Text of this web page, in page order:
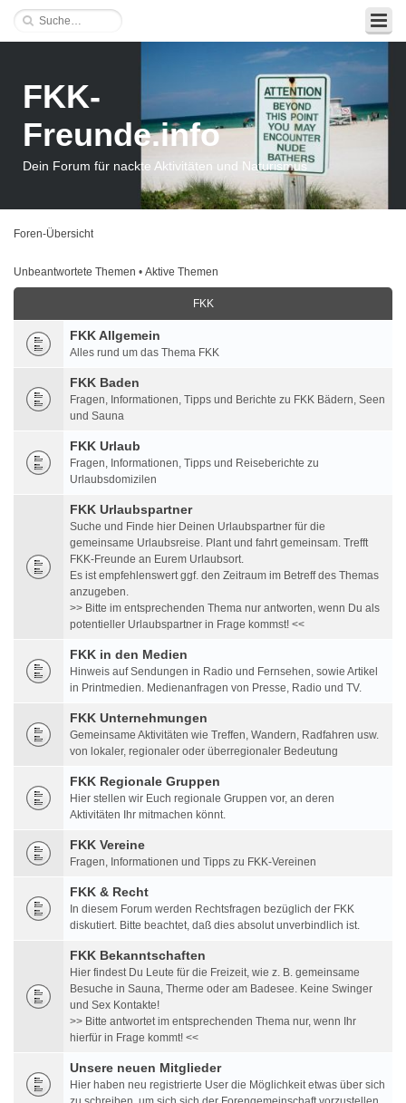
FKK-
Freunde.info
Dein Forum für nackte Aktivitäten und Naturismus
Foren-Übersicht
Unbeantwortete Themen • Aktive Themen
FKK
FKK Allgemein
Alles rund um das Thema FKK
FKK Baden
Fragen, Informationen, Tipps und Berichte zu FKK Bädern, Seen
und Sauna
FKK Urlaub
Fragen, Informationen, Tipps und Reiseberichte zu
Urlaubsdomizilen
FKK Urlaubspartner
Suche und Finde hier Deinen Urlaubspartner für die
gemeinsame Urlaubsreise. Plant und fahrt gemeinsam. Trefft
FKK-Freunde an Eurem Urlaubsort.
Es ist empfehlenswert ggf. den Zeitraum im Betreff des Themas
anzugeben.
>> Bitte im entsprechenden Thema nur antworten, wenn Du als
potentieller Urlaubspartner in Frage kommst! <<
FKK in den Medien
Hinweis auf Sendungen in Radio und Fernsehen, sowie Artikel
in Printmedien. Medienanfragen von Presse, Radio und TV.
FKK Unternehmungen
Gemeinsame Aktivitäten wie Treffen, Wandern, Radfahren usw.
von lokaler, regionaler oder überregionaler Bedeutung
FKK Regionale Gruppen
Hier stellen wir Euch regionale Gruppen vor, an deren
Aktivitäten Ihr mitmachen könnt.
FKK Vereine
Fragen, Informationen und Tipps zu FKK-Vereinen
FKK & Recht
In diesem Forum werden Rechtsfragen bezüglich der FKK
diskutiert. Bitte beachtet, daß dies absolut unverbindlich ist.
FKK Bekanntschaften
Hier findest Du Leute für die Freizeit, wie z. B. gemeinsame
Besuche in Sauna, Therme oder am Badesee. Keine Swinger
und Sex Kontakte!
>> Bitte antwortet im entsprechenden Thema nur, wenn Ihr
hierfür in Frage kommt! <<
Unsere neuen Mitglieder
Hier haben neu registrierte User die Möglichkeit etwas über sich